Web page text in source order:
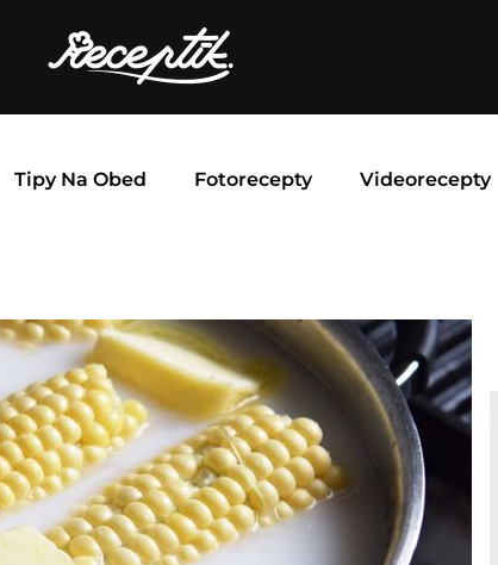
Tipy Na Obed Fotorecepty Videorecepty